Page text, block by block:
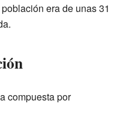
era de unas 31
compuesta por